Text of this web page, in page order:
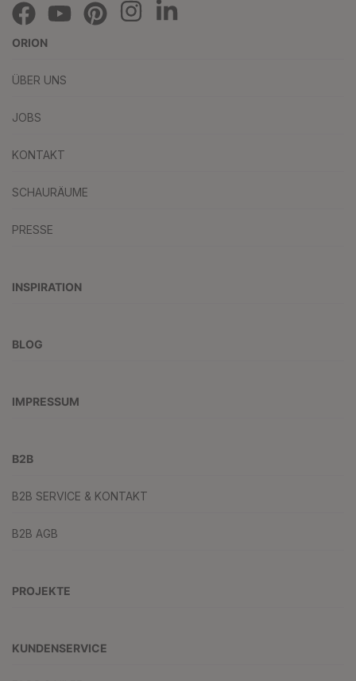
ORION
ÜBER UNS
JOBS
KONTAKT
SCHAURÄUME
PRESSE
INSPIRATION
BLOG
IMPRESSUM
B2B
B2B SERVICE & KONTAKT
B2B AGB
PROJEKTE
KUNDENSERVICE